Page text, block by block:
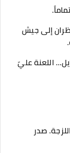
إلى جيش
اللعنة عليّ
صدر